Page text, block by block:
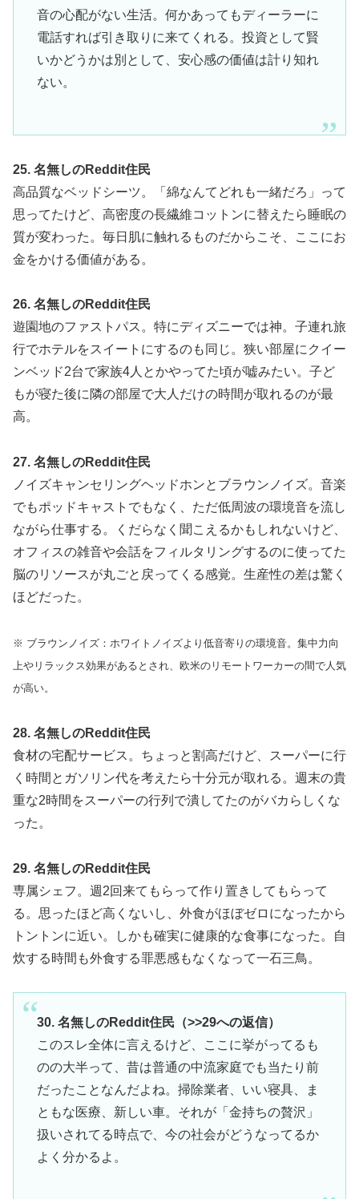
音の心配がない生活。何かあってもディーラーに
電話すれば引き取りに来てくれる。投資として賢
いかどうかは別として、安心感の価値は計り知れ
ない。
25. 名無しのReddit住民
高品質なベッドシーツ。「綿なんてどれも一緒だろ」って
思ってたけど、高密度の長繊維コットンに替えたら睡眠の
質が変わった。毎日肌に触れるものだからこそ、ここにお
金をかける価値がある。
26. 名無しのReddit住民
遊園地のファストパス。特にディズニーでは神。子連れ旅
行でホテルをスイートにするのも同じ。狭い部屋にクイー
ンベッド2台で家族4人とかやってた頃が嘘みたい。子ど
もが寝た後に隣の部屋で大人だけの時間が取れるのが最
高。
27. 名無しのReddit住民
ノイズキャンセリングヘッドホンとブラウンノイズ。音楽
でもポッドキャストでもなく、ただ低周波の環境音を流し
ながら仕事する。くだらなく聞こえるかもしれないけど、
オフィスの雑音や会話をフィルタリングするのに使ってた
脳のリソースが丸ごと戻ってくる感覚。生産性の差は驚く
ほどだった。
※ ブラウンノイズ：ホワイトノイズより低音寄りの環境音。集中力向
上やリラックス効果があるとされ、欧米のリモートワーカーの間で人気
が高い。
28. 名無しのReddit住民
食材の宅配サービス。ちょっと割高だけど、スーパーに行
く時間とガソリン代を考えたら十分元が取れる。週末の貴
重な2時間をスーパーの行列で潰してたのがバカらしくな
った。
29. 名無しのReddit住民
専属シェフ。週2回来てもらって作り置きしてもらって
る。思ったほど高くないし、外食がほぼゼロになったから
トントンに近い。しかも確実に健康的な食事になった。自
炊する時間も外食する罪悪感もなくなって一石三鳥。
30. 名無しのReddit住民（>>29への返信）
このスレ全体に言えるけど、ここに挙がってるも
のの大半って、昔は普通の中流家庭でも当たり前
だったことなんだよね。掃除業者、いい寝具、ま
ともな医療、新しい車。それが「金持ちの贅沢」
扱いされてる時点で、今の社会がどうなってるか
よく分かるよ。